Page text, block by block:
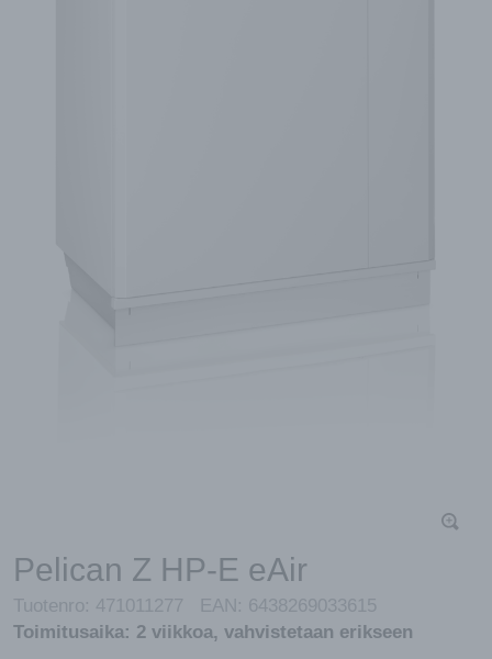
Pelican Z HP-E eAir
Tuotenro: 471011277 EAN: 6438269033615
Toimitusaika: 2 viikkoa, vahvistetaan erikseen